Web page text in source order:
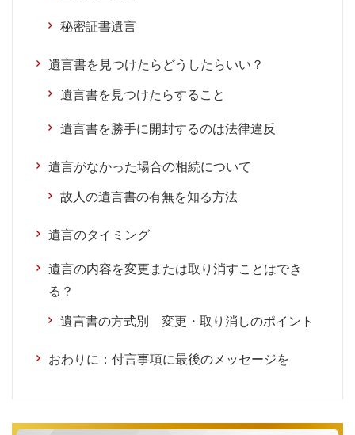
秘密証書遺言
遺言書を見つけたらどうしたらいい？
遺言書を見つけたらすること
遺言書を勝手に開封するのは法律違反
遺言がなかった場合の相続について
故人の遺言書の有無を知る方法
遺言のタイミング
遺言の内容を変更または取り消すことはでき
る？
遺言書の方式別 変更・取り消しのポイント
おわりに：付言事項に最後のメッセージを